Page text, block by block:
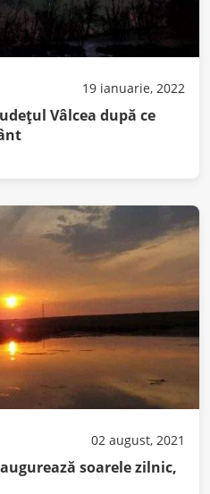
19 ianuarie, 2022
Vâlcea după ce
02 august, 2021
soarele zilnic,